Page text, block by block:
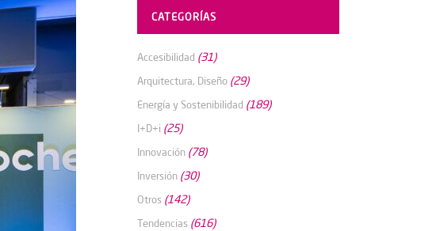
CATEGORÍAS
Accesibilidad (31)
Arquitectura, Diseño (29)
Energía y Sostenibilidad (189)
I+D+i (25)
Innovación (78)
Inversión (30)
Otros (142)
Tendencias (616)